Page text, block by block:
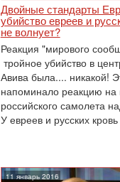
Двойные стандарты
убийство евреев и
не волнует?
Реакция "мирового
тройное убийство в
Авива была.... никакой!
напоминало реакцию на
российского самолета
У евреев и русских кровь
11 январь 2016